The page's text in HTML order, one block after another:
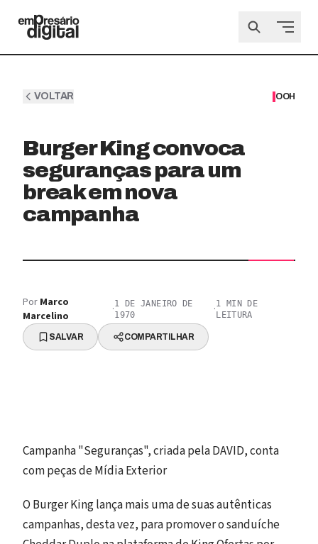
VOLTAR OOH
Burger King convoca
seguranças para um
break em nova
campanha
Por Marco
Marcelino
·1 DE JANEIRO DE
1970
·1 MIN DE
LEITURA
SALVAR COMPARTILHAR
Campanha "Seguranças", criada pela DAVID, conta
com peças de Mídia Exterior
O Burger King lança mais uma de suas autênticas
campanhas, desta vez, para promover o sanduíche